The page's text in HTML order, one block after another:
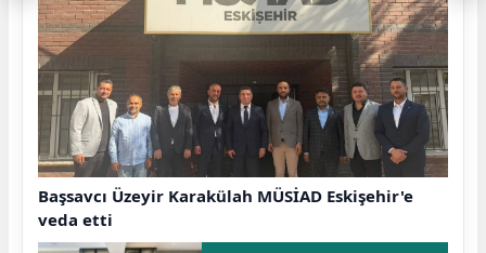
Başsavcı Üzeyir Karakülah MÜSİAD Eskişehir'e
veda etti